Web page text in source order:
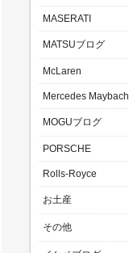
MASERATI
MATSUブログ
McLaren
Mercedes Maybach
MOGUブログ
PORSCHE
Rolls-Royce
お土産
その他